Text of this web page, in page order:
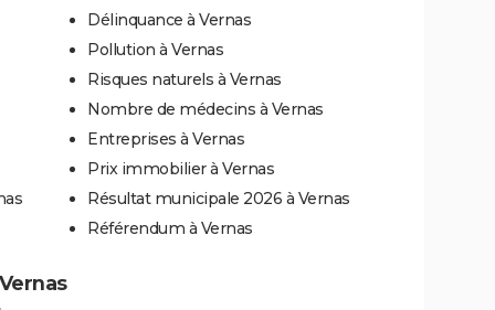
Délinquance à Vernas
Pollution à Vernas
Risques naturels à Vernas
Nombre de médecins à Vernas
Entreprises à Vernas
Prix immobilier à Vernas
Résultat municipale 2026 à Vernas
Référendum à Vernas